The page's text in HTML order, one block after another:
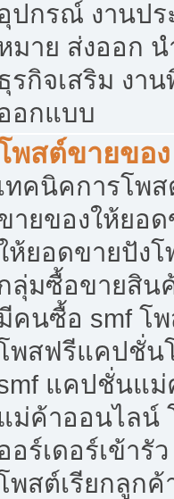
ปกรณ์ งานป
มาย ส่งออก น
รกิจเสริม งา
อกแบบ
พสต์ขายของ
ทคนิคการโพ
ายของให้ยอ
ห้ยอดขายปัง
ลุ่มซื้อขายสิน
คนซื้อ smf โ
พสฟรีแคปชั่น
แคปชั่นแ
ม่ค้าออนไลน์
อร์เดอร์เข้ารั
พสต์เรียกลูกค้